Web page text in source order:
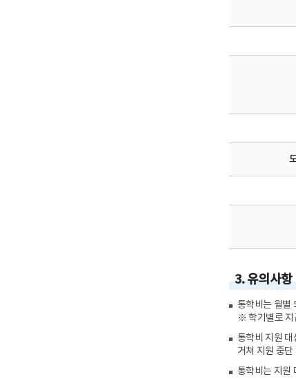
3. 유의사항
통학비는 월별
※ 학기별로 지
통학비 지원 대
거쳐 지원 중단
통학비는 지원